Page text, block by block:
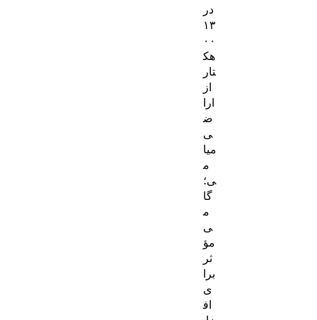
در
۱۳
۰۰
هک
تار
از
ارا
ض
ی
میا
م
ی؛
گا
م
ی
مؤ
ثر
برا
ی
اف